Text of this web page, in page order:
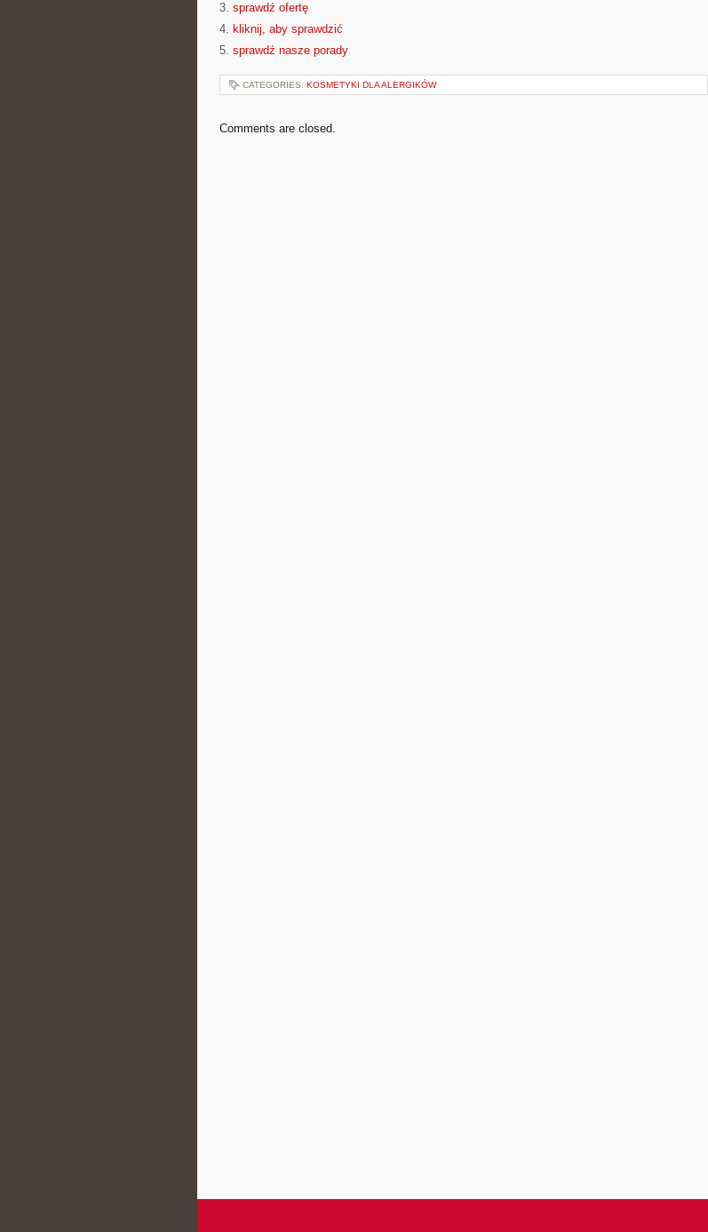
3. sprawdź ofertę
4. kliknij, aby sprawdzić
5. sprawdź nasze porady
CATEGORIES: KOSMETYKI DLA ALERGIKÓW
Comments are closed.